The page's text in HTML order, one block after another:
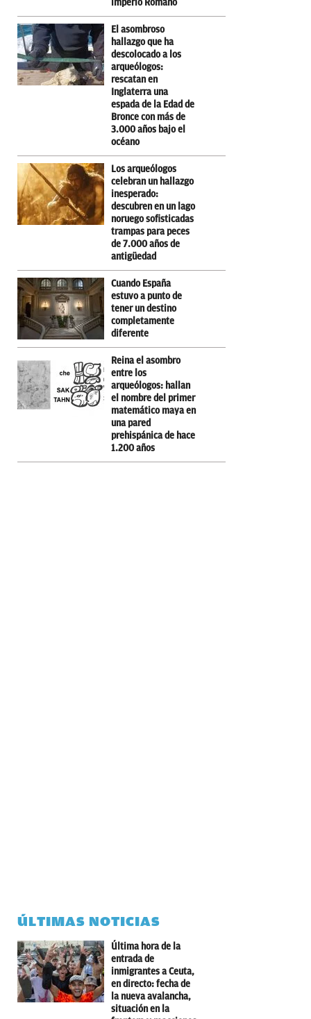
imperio Romano
El asombroso
hallazgo que ha
descolocado a los
arqueólogos:
rescatan en
Inglaterra una
espada de la Edad de
Bronce con más de
3.000 años bajo el
océano
Los arqueólogos
celebran un hallazgo
inesperado:
descubren en un lago
noruego sofisticadas
trampas para peces
de 7.000 años de
antigüedad
Cuando España
estuvo a punto de
tener un destino
completamente
diferente
Reina el asombro
entre los
arqueólogos: hallan
el nombre del primer
matemático maya en
una pared
prehispánica de hace
1.200 años
ÚLTIMAS NOTICIAS
Última hora de la
entrada de
inmigrantes a Ceuta,
en directo: fecha de
la nueva avalancha,
situación en la